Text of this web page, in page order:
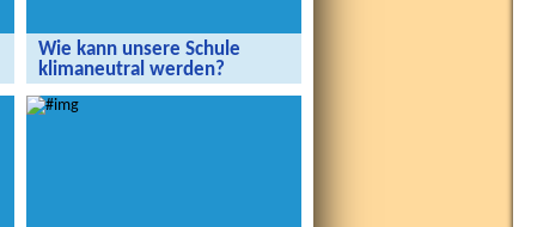
Wie kann unsere Schule
klimaneutral werden?
Wie kann unsere Schule klimaneutral
werden?